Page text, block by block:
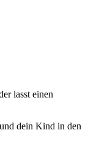
lasst einen
dein Kind in den